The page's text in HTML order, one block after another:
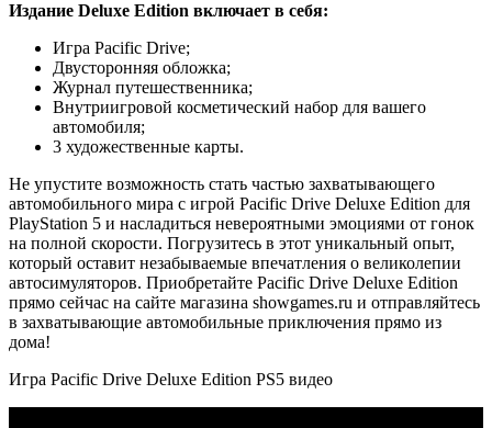
Издание Deluxe Edition включает в себя:
Игра Pacific Drive;
Двусторонняя обложка;
Журнал путешественника;
Внутриигровой косметический набор для вашего
автомобиля;
3 художественные карты.
Не упустите возможность стать частью захватывающего
автомобильного мира с игрой Pacific Drive Deluxe Edition для
PlayStation 5 и насладиться невероятными эмоциями от гонок
на полной скорости. Погрузитесь в этот уникальный опыт,
который оставит незабываемые впечатления о великолепии
автосимуляторов. Приобретайте Pacific Drive Deluxe Edition
прямо сейчас на сайте магазина showgames.ru и отправляйтесь
в захватывающие автомобильные приключения прямо из
дома!
Игра Pacific Drive Deluxe Edition PS5 видео